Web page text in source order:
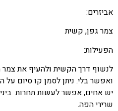
אביזרים:
צמר גפן, קשית
הפעילות:
לנשוף דרך הקשית ולהעיף את
ואפשר בלי. ניתן לסמן קו סיום
יש אחים, אפשר לעשות תחרות
שרירי הפה.